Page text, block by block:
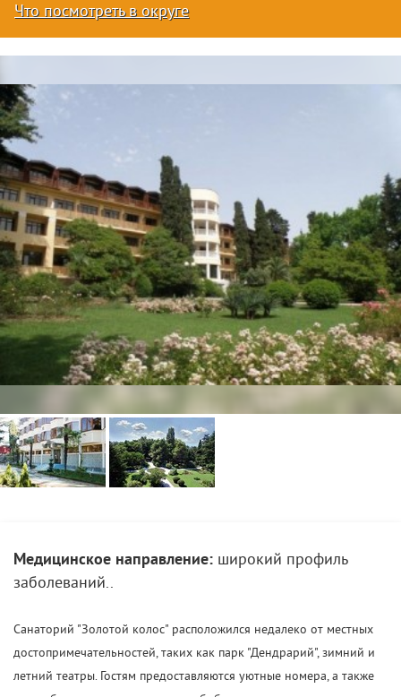
Что посмотреть в округе
Медицинское направление: широкий профиль
заболеваний..
Санаторий "Золотой колос" расположился недалеко от местных
достопримечательностей, таких как парк "Дендрарий", зимний и
летний театры. Гостям предоставляются уютные номера, а также